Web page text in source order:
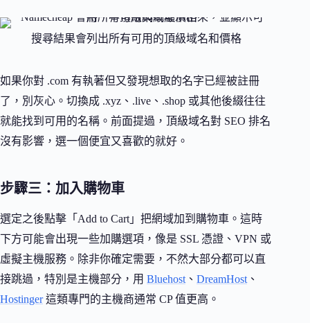
搜尋結果會列出所有可用的頂級域名和價格
如果你對 .com 有執著但又發現想取的名字已經被註冊
了，別灰心。切換成 .xyz、.live、.shop 或其他後綴往往
就能找到可用的名稱。前面提過，頂級域名對 SEO 排名
沒有影響，選一個便宜又喜歡的就好。
步驟三：加入購物車
選定之後點擊「Add to Cart」把網域加到購物車。這時
下方可能會出現一些加購選項，像是 SSL 憑證、VPN 或
虛擬主機服務。除非你確定需要，不然大部分都可以直
接跳過，特別是主機部分，用 Bluehost、 DreamHost、
Hostinger這類專門的主機商通常 CP 值更高。